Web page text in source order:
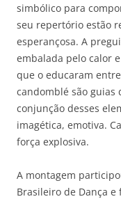
simbólico para
seu repertório estão
esperançosa. A
embalada pelo calor
que o educaram
candomblé são guias
conjunção desses
imagética, emotiva.
força explosiva.
A montagem
Brasileiro de Dança